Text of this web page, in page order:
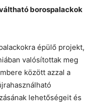
borospalackok
épülő projekt,
valósítottak meg
között azzal a
lehetőségeit és